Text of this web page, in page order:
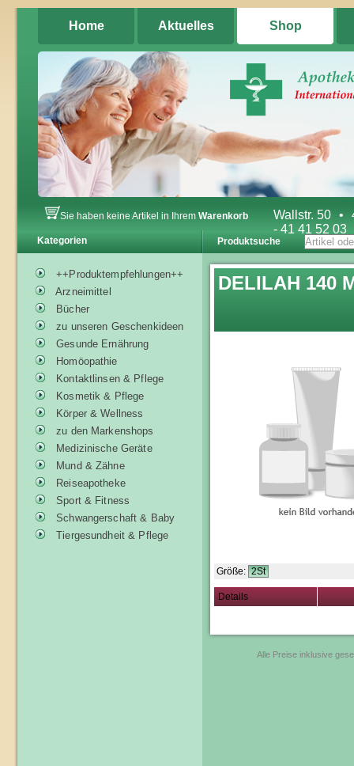
Home Aktuelles Shop
Wallstr. 50 •
- 41 41 52 03
Sie haben keine Artikel in Ihrem Warenkorb
Kategorien
++Produktempfehlungen++
Arzneimittel
Bücher
zu unseren Geschenkideen
Gesunde Ernährung
Homöopathie
Kontaktlinsen & Pflege
Kosmetik & Pflege
Körper & Wellness
zu den Markenshops
Medizinische Geräte
Mund & Zähne
Reiseapotheke
Sport & Fitness
Schwangerschaft & Baby
Tiergesundheit & Pflege
Produktsuche
DELILAH 140
Größe: 2St
Details
Alle Preise inklusive